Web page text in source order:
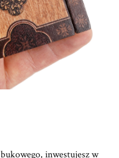
inwestujesz w